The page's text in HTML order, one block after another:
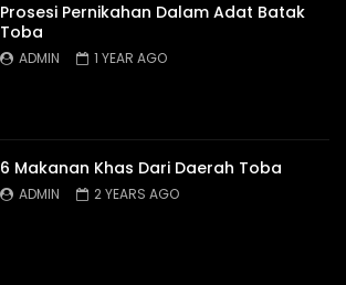
Prosesi Pernikahan Dalam Adat Batak
Toba
ADMIN 1 YEAR AGO
6 Makanan Khas Dari Daerah Toba
ADMIN 2 YEARS AGO